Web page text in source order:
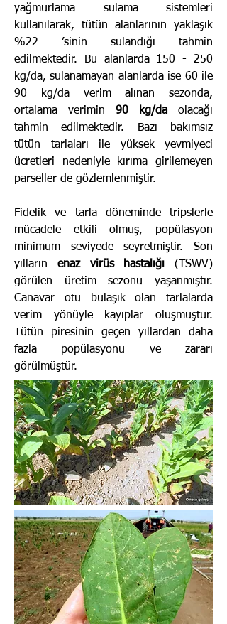
yağmurlama sulama sistemleri
kullanılarak, tütün alanlarının yaklaşık
%22 ’sinin sulandığı tahmin
edilmektedir. Bu alanlarda 150 - 250
kg/da, sulanamayan alanlarda ise 60 ile
90 kg/da verim alınan sezonda,
ortalama verimin 90 kg/da olacağı
tahmin edilmektedir. Bazı bakımsız
tütün tarlaları ile yüksek yevmiyeci
ücretleri nedeniyle kırıma girilemeyen
parseller de gözlemlenmiştir.
Fidelik ve tarla döneminde tripslerle
mücadele etkili olmuş, popülasyon
minimum seviyede seyretmiştir. Son
yılların enaz virüs hastalığı (TSWV)
görülen üretim sezonu yaşanmıştır.
Canavar otu bulaşık olan tarlalarda
verim yönüyle kayıplar oluşmuştur.
Tütün piresinin geçen yıllardan daha
fazla popülasyonu ve zararı
görülmüştür.